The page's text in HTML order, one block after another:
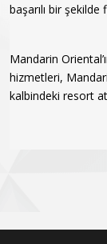
başarılı bir
Mandarin
hizmetleri,
kalbindeki resort